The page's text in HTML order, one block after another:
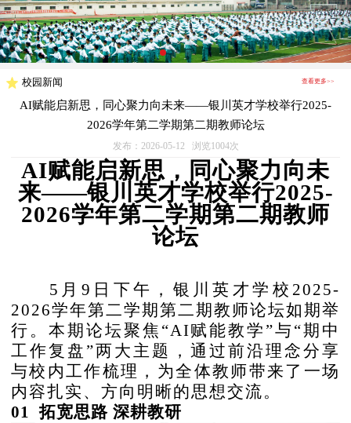
校园新闻 查看更多>>
AI赋能启新思，同心聚力向未来——银川英才学校举行2025-
2026学年第二学期第二期教师论坛
发布：2026-05-12 浏览1004次
AI赋能启新思，同心聚力向未
来——银川英才学校举行2025-
2026学年第二学期第二期教师
论坛
5月9日下午，银川英才学校2025-
2026学年第二学期第二期教师论坛如期举
行。本期论坛聚焦“AI赋能教学”与“期中
工作复盘”两大主题，通过前沿理念分享
与校内工作梳理，为全体教师带来了一场
内容扎实、方向明晰的思想交流。
01 拓宽思路 深耕教研